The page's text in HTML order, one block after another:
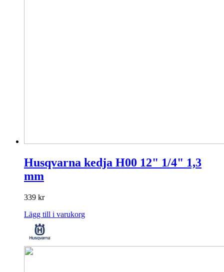
Husqvarna kedja H00 12" 1/4" 1,3
mm
339 kr
Lägg till i varukorg